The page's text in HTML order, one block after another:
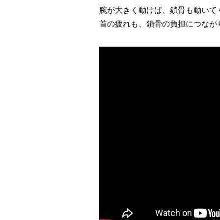
腕が大きく動けば、鎖骨も動いて
首の疲れも、鎖骨の負担につなが